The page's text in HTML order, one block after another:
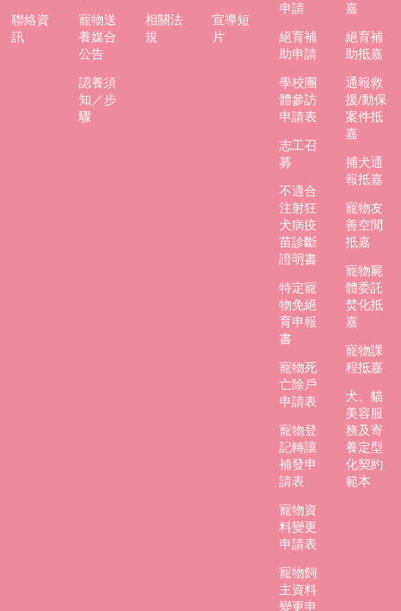
載
聯絡資
訊
寵物送
養媒合
公告
認養須
知／步
驟
相關法
規
宣導短
片
申請
絕育補
助申請
學校團
體參訪
申請表
志工召
募
不適合
注射狂
犬病疫
苗診斷
證明書
特定寵
物免絕
育申報
書
寵物死
亡除戶
申請表
寵物登
記轉讓
補發申
請表
寵物資
料變更
申請表
寵物飼
主資料
變更申
嘉
絕育補
助抵嘉
通報救
援/動保
案件抵
嘉
捕犬通
報抵嘉
寵物友
善空間
抵嘉
寵物屍
體委託
焚化抵
嘉
寵物課
程抵嘉
犬、貓
美容服
務及寄
養定型
化契約
範本